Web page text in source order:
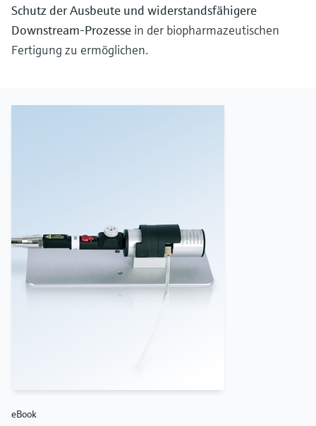
Schutz der Ausbeute und widerstandsfähigere
Downstream-Prozesse in der biopharmazeutischen
Fertigung zu ermöglichen.
eBook